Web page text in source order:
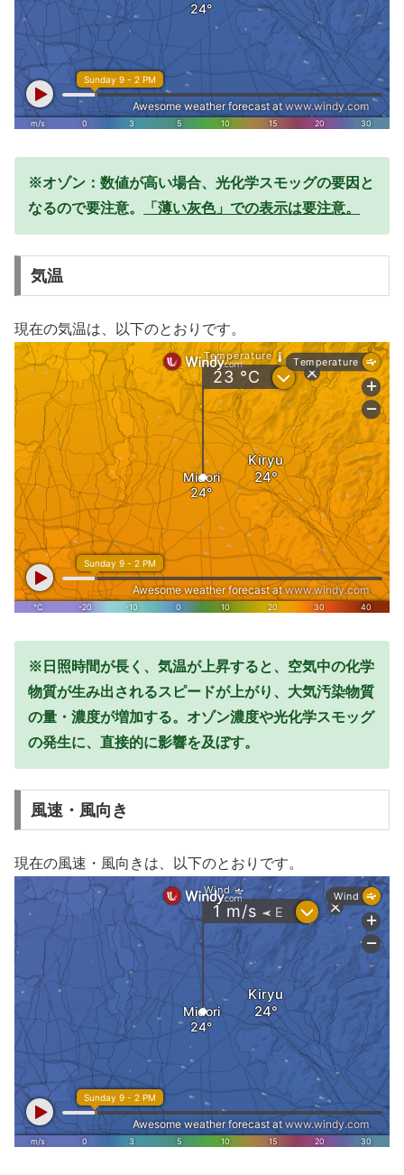
※オゾン：数値が高い場合、光化学スモッグの要因と
なるので要注意。
「薄い灰色」での表示は要注意。
気温
現在の気温は、以下のとおりです。
※日照時間が長く、気温が上昇すると、空気中の化学
物質が生み出されるスピードが上がり、大気汚染物質
の量・濃度が増加する。オゾン濃度や光化学スモッグ
の発生に、直接的に影響を及ぼす。
風速・風向き
現在の風速・風向きは、以下のとおりです。